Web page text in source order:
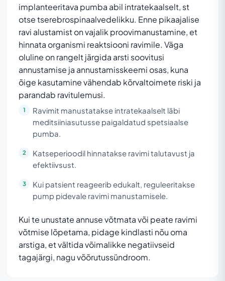
implanteeritava pumba abil intratekaalselt, st
otse tserebrospinaalvedelikku. Enne pikaajalise
ravi alustamist on vajalik proovimanustamine, et
hinnata organismi reaktsiooni ravimile. Väga
oluline on rangelt järgida arsti soovitusi
annustamise ja annustamisskeemi osas, kuna
õige kasutamine vähendab kõrvaltoimete riski ja
parandab ravitulemusi.
Ravimit manustatakse intratekaalselt läbi
meditsiiniasutusse paigaldatud spetsiaalse
pumba.
Katseperioodil hinnatakse ravimi talutavust ja
efektiivsust.
Kui patsient reageerib edukalt, reguleeritakse
pump pidevale ravimi manustamisele.
Kui te unustate annuse võtmata või peate ravimi
võtmise lõpetama, pidage kindlasti nõu oma
arstiga, et vältida võimalikke negatiivseid
tagajärgi, nagu võõrutussündroom.